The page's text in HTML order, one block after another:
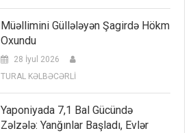
Müəllimini Güllələyən Şagirdə Hökm
Oxundu
28 İyul 2026
TURAL KƏLBƏCƏRLİ
Yaponiyada 7,1 Bal Gücündə
Zəlzələ: Yanğınlar Başladı, Evlər